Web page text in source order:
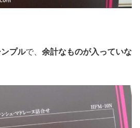
プルで、 余計なものが入っていな